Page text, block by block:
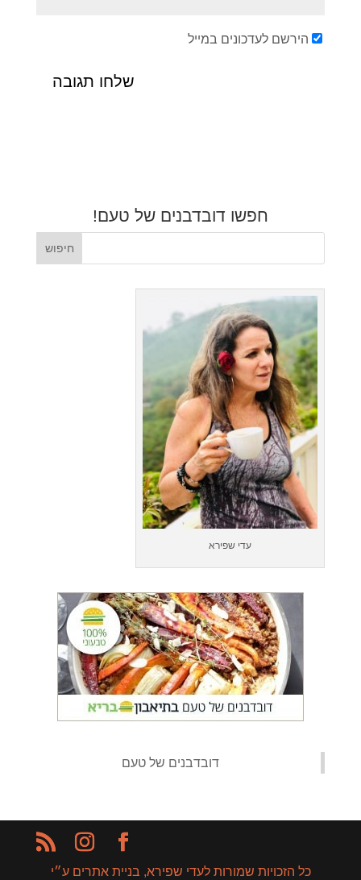
הירשם לעדכונים במייל
חפשו דובדבנים של טעם!
עדי שפירא
‏דובדבנים של טעם‏
כל הזכויות שמורות לעדי שפירא, בניית אתרים ע״י